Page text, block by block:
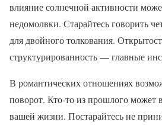
влияние солнечной активности
недомолвки. Старайтесь говорить
для двойного толкования.
структурированность — главные
В романтических отношениях
поворот. Кто-то из прошлого может
вашей жизни. Постарайтесь не